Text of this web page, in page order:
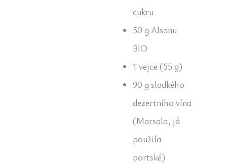
cukru
50 g Alsanu
BIO
1 vejce (55 g)
90 g sladkého
dezertního vína
(Marsala, já
použila
portské)